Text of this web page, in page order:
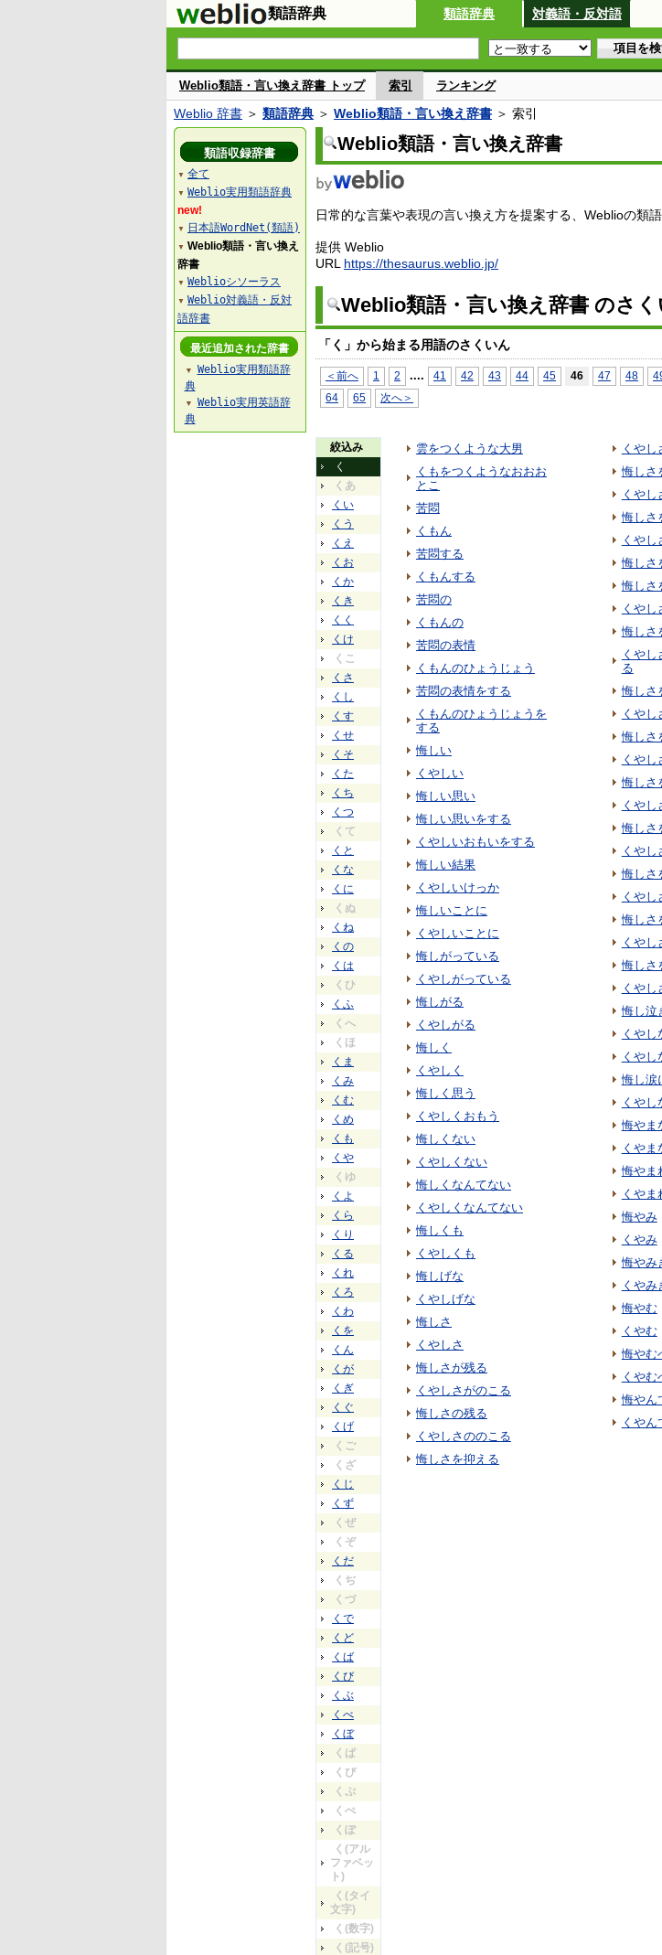
類語辞典 類語辞典 対義語・反対語
Weblio類語・言い換え辞書 トップ 索引 ランキング
Weblio 辞書 ＞ 類語辞典 ＞ Weblio類語・言い換え辞書 ＞ 索引
Weblio類語・言い換え辞書
日常的な言葉や表現の言い換え方を提案する、Weblioの類語
提供 Weblio
URL https://thesaurus.weblio.jp/
Weblio類語・言い換え辞書 のさ
「く」から始まる用語のさくいん
＜前へ 1 2 .... 41 42 43 44 45 46 47 48
64 65 次へ＞
絞込み
く
くあ
くい
くう
くえ
くお
くか
くき
くく
くけ
くこ
くさ
くし
くす
くせ
くそ
くた
くち
くつ
くて
くと
くな
くに
くぬ
くね
くの
くは
くひ
くふ
くへ
くほ
くま
くみ
くむ
くめ
くも
くや
くゆ
くよ
くら
くり
くる
くれ
くろ
くわ
くを
くん
くが
くぎ
くぐ
くげ
くご
くざ
くじ
くず
くぜ
くぞ
くだ
くぢ
くづ
くで
くど
くば
くび
くぶ
くべ
くぼ
くぱ
くぴ
くぷ
くぺ
くぽ
く(アル
ファベッ
ト)
く(タイ
文字)
く(数字)
く(記号)
雲をつくような大男
くもをつくようなおおお
とこ
苦悶
くもん
苦悶する
くもんする
苦悶の
くもんの
苦悶の表情
くもんのひょうじょう
苦悶の表情をする
くもんのひょうじょうを
する
悔しい
くやしい
悔しい思い
悔しい思いをする
くやしいおもいをする
悔しい結果
くやしいけっか
悔しいことに
くやしいことに
悔しがっている
くやしがっている
悔しがる
くやしがる
悔しく
くやしく
悔しく思う
くやしくおもう
悔しくない
くやしくない
悔しくなんてない
くやしくなんてない
悔しくも
くやしくも
悔しげな
くやしげな
悔しさ
くやしさ
悔しさが残る
くやしさがのこる
悔しさの残る
くやしさののこる
悔しさを抑える
くやし
悔しさ
くやし
悔しさ
くやし
悔しさ
悔しさ
くやし
悔しさ
くやし
る
悔しさ
くやし
悔しさ
くやし
悔しさ
くやし
悔しさ
くやし
悔しさ
くやし
悔しさ
くやし
悔しさ
くやし
悔し泣
くやし
くやし
悔し涙
くやし
悔やま
くやま
悔やま
くやま
悔やみ
くやみ
悔やみ
くやみ
悔やむ
くやむ
悔やむ
くやむ
悔やん
くやん
類語収録辞書
▼ 全て
▼ Weblio実用類語辞典
new!
▼ 日本語WordNet(類語)
▼ Weblio類語・言い換え
辞書
▼ Weblioシソーラス
▼ Weblio対義語・反対
語辞書
最近追加された辞書
▼
Weblio実用類語辞
典
▼
Weblio実用英語辞
典